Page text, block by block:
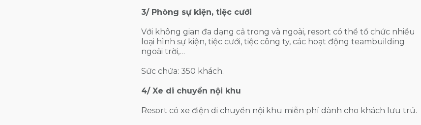
3/ Phòng sự kiện, tiệc cưới
Với không gian đa dạng cả trong và ngoài, resort có thể tổ chức nhiều
loại hình sự kiện, tiệc cưới, tiệc công ty, các hoạt động teambuilding
ngoài trời,…
Sức chứa: 350 khách.
4/ Xe di chuyển nội khu
Resort có xe điện di chuyển nội khu miễn phí dành cho khách lưu trú.